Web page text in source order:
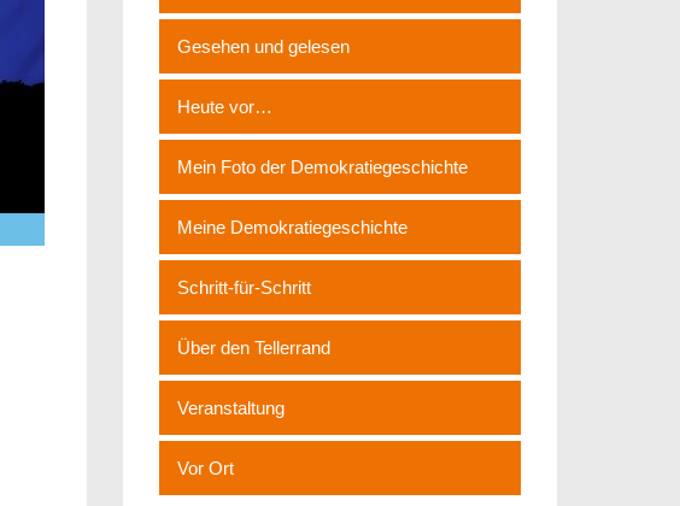
Gesehen und gelesen
Heute vor…
Mein Foto der Demokratiegeschichte
Meine Demokratiegeschichte
Schritt-für-Schritt
Über den Tellerrand
Veranstaltung
Vor Ort